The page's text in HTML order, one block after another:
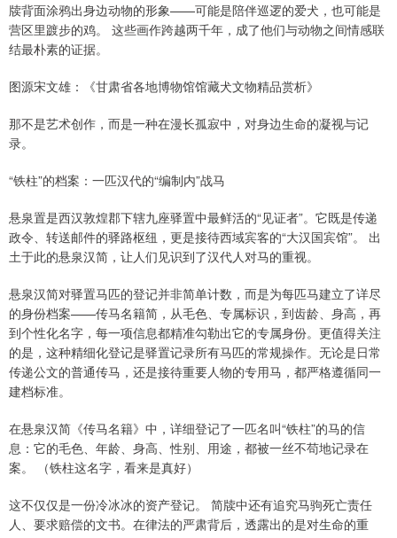
牍背面涂鸦出身边动物的形象——可能是陪伴巡逻的爱犬，也可能是
营区里踱步的鸡。 这些画作跨越两千年，成了他们与动物之间情感联
结最朴素的证据。
图源宋文雄：《甘肃省各地博物馆馆藏犬文物精品赏析》
那不是艺术创作，而是一种在漫长孤寂中，对身边生命的凝视与记
录。
“铁柱”的档案：一匹汉代的“编制内”战马
悬泉置是西汉敦煌郡下辖九座驿置中最鲜活的“见证者”。它既是传递
政令、转送邮件的驿路枢纽，更是接待西域宾客的“大汉国宾馆”。 出
土于此的悬泉汉简，让人们见识到了汉代人对马的重视。
悬泉汉简对驿置马匹的登记并非简单计数，而是为每匹马建立了详尽
的身份档案——传马名籍简，从毛色、专属标识，到齿龄、身高，再
到个性化名字，每一项信息都精准勾勒出它的专属身份。更值得关注
的是，这种精细化登记是驿置记录所有马匹的常规操作。无论是日常
传递公文的普通传马，还是接待重要人物的专用马，都严格遵循同一
建档标准。
在悬泉汉简《传马名籍》中，详细登记了一匹名叫“铁柱”的马的信
息：它的毛色、年龄、身高、性别、用途，都被一丝不苟地记录在
案。 （铁柱这名字，看来是真好）
这不仅仅是一份冷冰冰的资产登记。 简牍中还有追究马驹死亡责任
人、要求赔偿的文书。在律法的严肃背后，透露出的是对生命的重